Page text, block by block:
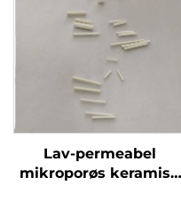
Lav-permeabel
mikroporøs keramisk